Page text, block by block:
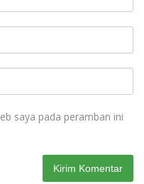
saya pada peramban ini